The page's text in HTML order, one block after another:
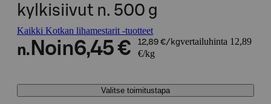
kylkisiivut n. 500 g
Kaikki Kotkan lihamestarit -tuotteet
n. Noin6,45 € 12,89 €/kgvertailuhinta 12,89
€/kg
Valitse toimitustapa